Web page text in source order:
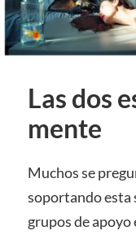
Las dos
mente
Muchos se
soportando esta
grupos de apoyo